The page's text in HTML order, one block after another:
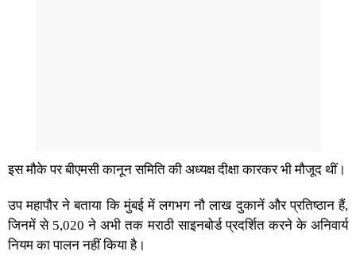
इस मौके पर बीएमसी कानून समिति की अध्यक्ष दीक्षा कारकर भी मौजूद थीं।
उप महापौर ने बताया कि मुंबई में लगभग नौ लाख दुकानें और प्रतिष्ठान हैं,
जिनमें से 5,020 ने अभी तक मराठी साइनबोर्ड प्रदर्शित करने के अनिवार्य
नियम का पालन नहीं किया है।